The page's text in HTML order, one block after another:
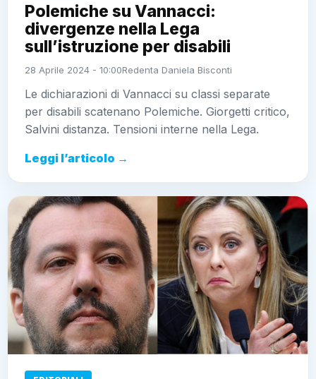
Polemiche su Vannacci:
divergenze nella Lega
sull’istruzione per disabili
28 Aprile 2024 - 10:00Redenta Daniela Bisconti
Le dichiarazioni di Vannacci su classi separate
per disabili scatenano Polemiche. Giorgetti critico,
Salvini distanza. Tensioni interne nella Lega.
Leggi l’articolo →